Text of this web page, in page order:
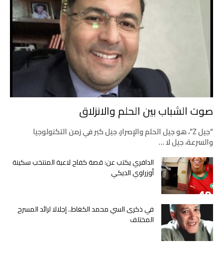
صوت الشباب بين الحلم والانزلاق
“جيل Z”، هو جيل الحلم والإصرار، جيل كبر في زمن التكنولوجيا
والسرعة، جيل لا …
الدافري يكتب عن: قصة كفاح لاعبة المنتخب سكينة
أوزراوي الديكي
في ذكرى السي محمد الكغاط.. إجلالا لرائد المسرح
المختلف